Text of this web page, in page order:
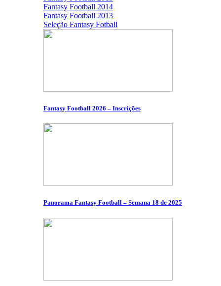
Fantasy Football 2014
Fantasy Football 2013
Seleção Fantasy Fotball
Fantasy Football 2026 – Inscrições
Panorama Fantasy Football – Semana 18 de 2025